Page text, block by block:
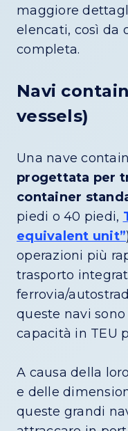
maggiore
elencati, così da
completa.
Navi
vessels)
Una nave
progettata per
container
piedi o 40 piedi,
equivalent unit”
operazioni più
trasporto
ferrovia/
queste navi
capacità in TEU
A causa della
e delle
queste grandi